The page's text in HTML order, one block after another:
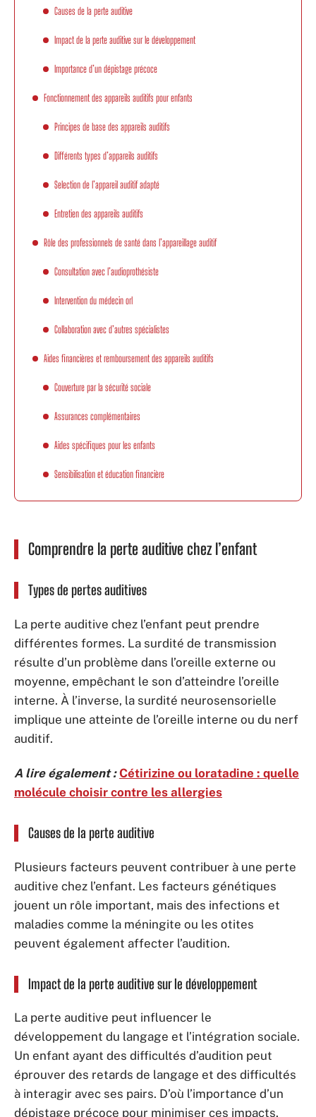
Causes de la perte auditive
Impact de la perte auditive sur le développement
Importance d’un dépistage précoce
Fonctionnement des appareils auditifs pour enfants
Principes de base des appareils auditifs
Différents types d’appareils auditifs
Selection de l’appareil auditif adapté
Entretien des appareils auditifs
Rôle des professionnels de santé dans l’appareillage auditif
Consultation avec l’audioprothésiste
Intervention du médecin orl
Collaboration avec d’autres spécialistes
Aides financières et remboursement des appareils auditifs
Couverture par la sécurité sociale
Assurances complémentaires
Aides spécifiques pour les enfants
Sensibilisation et éducation financière
Comprendre la perte auditive chez l’enfant
Types de pertes auditives
La perte auditive chez l’enfant peut prendre
différentes formes. La surdité de transmission
résulte d’un problème dans l’oreille externe ou
moyenne, empêchant le son d’atteindre l’oreille
interne. À l’inverse, la surdité neurosensorielle
implique une atteinte de l’oreille interne ou du nerf
auditif.
A lire également : Cétirizine ou loratadine : quelle
molécule choisir contre les allergies
Causes de la perte auditive
Plusieurs facteurs peuvent contribuer à une perte
auditive chez l’enfant. Les facteurs génétiques
jouent un rôle important, mais des infections et
maladies comme la méningite ou les otites
peuvent également affecter l’audition.
Impact de la perte auditive sur le développement
La perte auditive peut influencer le
développement du langage et l’intégration sociale.
Un enfant ayant des difficultés d’audition peut
éprouver des retards de langage et des difficultés
à interagir avec ses pairs. D’où l’importance d’un
dépistage précoce pour minimiser ces impacts.